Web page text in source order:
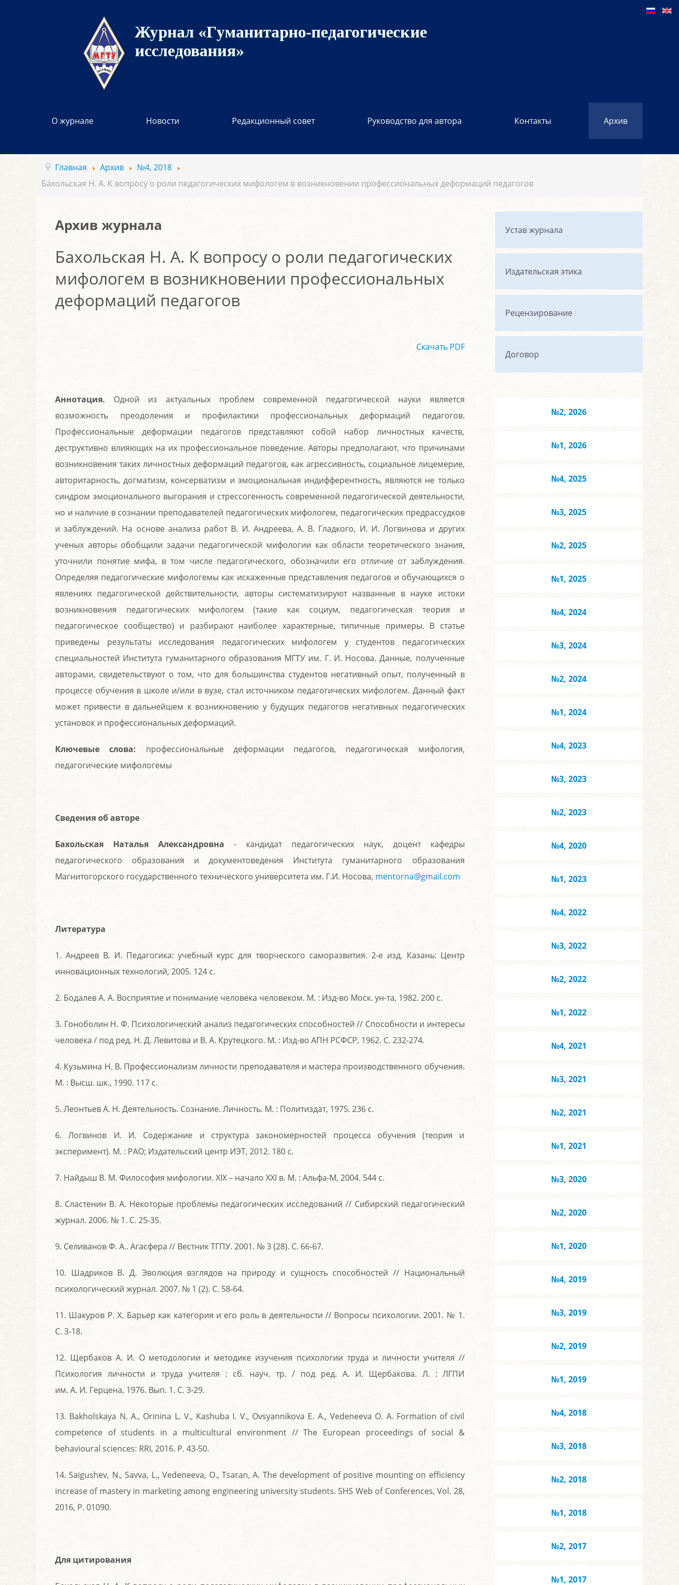
Журнал «Гуманитарно-педагогические
исследования»
О журнале Новости Редакционный совет Руководство для автора Контакты Архив
Главная Архив
№4, 2018
Бахольская Н. А. К вопросу о роли педагогических мифологем в возникновении профессиональных деформаций педагогов
Архив журнала
Бахольская Н. А. К вопросу о роли педагогических
мифологем в возникновении профессиональных
деформаций педагогов
Скачать PDF
Аннотация. Одной из актуальных проблем современной педагогической науки является
возможность преодоления и профилактики профессиональных деформаций педагогов.
Профессиональные деформации педагогов представляют собой набор личностных качеств,
деструктивно влияющих на их профессиональное поведение. Авторы предполагают, что причинами
возникновения таких личностных деформаций педагогов, как агрессивность, социальное лицемерие,
авторитарность, догматизм, консерватизм и эмоциональная индифферентность, являются не только
синдром эмоционального выгорания и стрессогенность современной педагогической деятельности,
но и наличие в сознании преподавателей педагогических мифологем, педагогических предрассудков
и заблуждений. На основе анализа работ В. И. Андреева, А. В. Гладкого, И. И. Логвинова и других
ученых авторы обобщили задачи педагогической мифологии как области теоретического знания,
уточнили понятие мифа, в том числе педагогического, обозначили его отличие от заблуждения.
Определяя педагогические мифологемы как искаженные представления педагогов и обучающихся о
явлениях педагогической действительности, авторы систематизируют названные в науке истоки
возникновения педагогических мифологем (такие как социум, педагогическая теория и
педагогическое сообщество) и разбирают наиболее характерные, типичные примеры. В статье
приведены результаты исследования педагогических мифологем у студентов педагогических
специальностей Института гуманитарного образования МГТУ им. Г. И. Носова. Данные, полученные
авторами, свидетельствуют о том, что для большинства студентов негативный опыт, полученный в
процессе обучения в школе и/или в вузе, стал источником педагогических мифологем. Данный факт
может привести в дальнейшем к возникновению у будущих педагогов негативных педагогических
установок и профессиональных деформаций.
Ключевые слова: профессиональные деформации педагогов, педагогическая мифология,
педагогические мифологемы
Сведения об авторе
Бахольская Наталья Александровна ‑ кандидат педагогических наук, доцент кафедры
педагогического образования и документоведения Института гуманитарного образования
Магнитогорского государственного технического университета им. Г.И. Носова, mentorna@gmail.com
Литература
1. Андреев В. И. Педагогика: учебный курс для творческого саморазвития. 2-е изд. Казань: Центр
инновационных технологий, 2005. 124 с.
2. Бодалев А. А. Восприятие и понимание человека человеком. М. : Изд-во Моск. ун-та, 1982. 200 с.
3. Гоноболин Н. Ф. Психологический анализ педагогических способностей // Способности и интересы
человека / под ред. Н. Д. Левитова и В. А. Крутецкого. М. : Изд-во АПН РСФСР, 1962. С. 232‑274.
4. Кузьмина Н. В. Профессионализм личности преподавателя и мастера производственного обучения.
М. : Высш. шк., 1990. 117 с.
5. Леонтьев А. Н. Деятельность. Сознание. Личность. М. : Политиздат, 1975. 236 с.
6. Логвинов И. И. Содержание и структура закономерностей процесса обучения (теория и
эксперимент). М. : РАО; Издательский центр ИЭТ, 2012. 180 c.
7. Найдыш В. М. Философия мифологии. XIX – начало XXI в. М. : Альфа-М, 2004. 544 с.
8. Сластенин В. А. Некоторые проблемы педагогических исследований // Сибирский педагогический
журнал. 2006. № 1. С. 25‑35.
9. Селиванов Ф. А.. Агасфера // Вестник ТГПУ. 2001. № 3 (28). С. 66‑67.
10. Шадриков В. Д. Эволюция взглядов на природу и сущность способностей // Национальный
психологический журнал. 2007. № 1 (2). С. 58‑64.
11. Шакуров Р. Х. Барьер как категория и его роль в деятельности // Вопросы психологии. 2001. № 1.
С. 3‑18.
12. Щербаков А. И. О методологии и методике изучения психологии труда и личности учителя //
Психология личности и труда учителя : сб. науч. тр. / под ред. А. И. Щербакова. Л. : ЛГПИ
им. А. И. Герцена, 1976. Вып. 1. С. 3‑29.
13. Bakholskaya N. A., Orinina L. V., Kashuba I. V., Ovsyannikova E. A., Vedeneeva O. A. Formation of civil
competence of students in a multicultural environment // The European proceedings of social &
behavioural sciences: RRI, 2016. P. 43‑50.
14. Saigushev, N., Savva, L., Vedeneeva, O., Tsaran, A. The development of positive mounting on efficiency
increase of mastery in marketing among engineering university students. SHS Web of Conferences, Vol. 28,
2016, P. 01090.
Для цитирования
Устав журнала
Издательская этика
Рецензирование
Договор
№2, 2026
№1, 2026
№4, 2025
№3, 2025
№2, 2025
№1, 2025
№4, 2024
№3, 2024
№2, 2024
№1, 2024
№4, 2023
№3, 2023
№2, 2023
№4, 2020
№1, 2023
№4, 2022
№3, 2022
№2, 2022
№1, 2022
№4, 2021
№3, 2021
№2, 2021
№1, 2021
№3, 2020
№2, 2020
№1, 2020
№4, 2019
№3, 2019
№2, 2019
№1, 2019
№4, 2018
№3, 2018
№2, 2018
№1, 2018
№2, 2017
№1, 2017